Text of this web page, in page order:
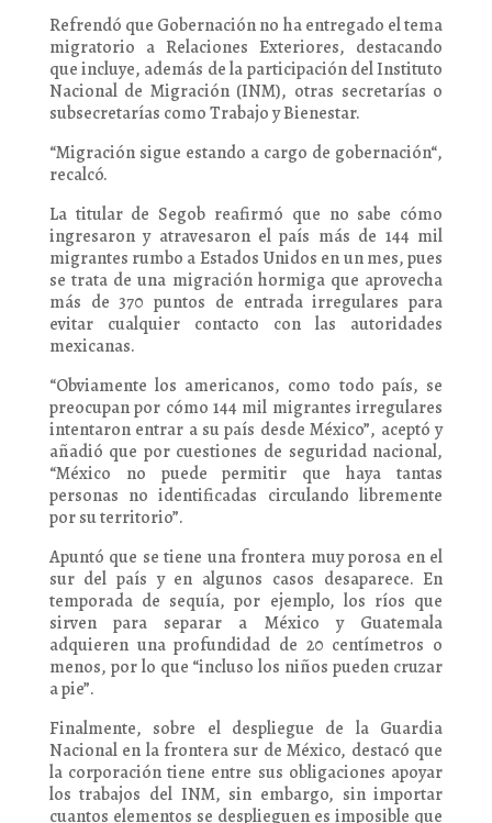
Refrendó que Gobernación no ha entregado el tema
migratorio a Relaciones Exteriores, destacando
que incluye, además de la participación del Instituto
Nacional de Migración (INM), otras secretarías o
subsecretarías como Trabajo y Bienestar.
“Migración sigue estando a cargo de gobernación“,
recalcó.
La titular de Segob reafirmó que no sabe cómo
ingresaron y atravesaron el país más de 144 mil
migrantes rumbo a Estados Unidos en un mes, pues
se trata de una migración hormiga que aprovecha
más de 370 puntos de entrada irregulares para
evitar cualquier contacto con las autoridades
mexicanas.
“Obviamente los americanos, como todo país, se
preocupan por cómo 144 mil migrantes irregulares
intentaron entrar a su país desde México”, aceptó y
añadió que por cuestiones de seguridad nacional,
“México no puede permitir que haya tantas
personas no identificadas circulando libremente
por su territorio”.
Apuntó que se tiene una frontera muy porosa en el
sur del país y en algunos casos desaparece. En
temporada de sequía, por ejemplo, los ríos que
sirven para separar a México y Guatemala
adquieren una profundidad de 20 centímetros o
menos, por lo que “incluso los niños pueden cruzar
a pie”.
Finalmente, sobre el despliegue de la Guardia
Nacional en la frontera sur de México, destacó que
la corporación tiene entre sus obligaciones apoyar
los trabajos del INM, sin embargo, sin importar
cuantos elementos se desplieguen es imposible que